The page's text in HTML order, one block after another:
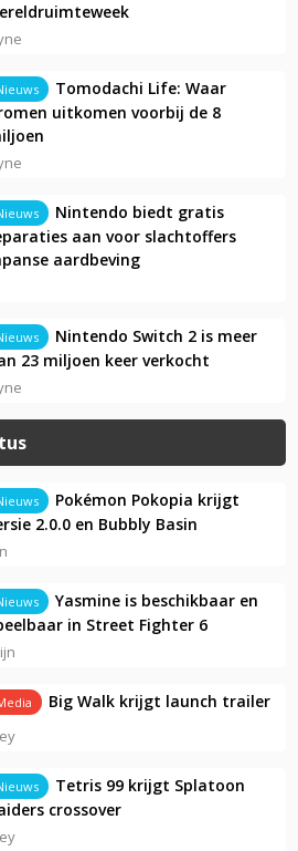
Tomodachi Life: Waar
uitkomen voorbij de 8
Nintendo biedt gratis
aan voor slachtoffers
aardbeving
Nintendo Switch 2 is meer
23 miljoen keer verkocht
Pokémon Pokopia krijgt
2.0.0 en Bubbly Basin
Yasmine is beschikbaar en
in Street Fighter 6
Big Walk krijgt launch trailer
Tetris 99 krijgt Splatoon
crossover